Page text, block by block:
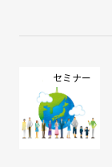
セミナー